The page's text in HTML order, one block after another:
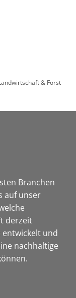
& Forst
Branchen
auf unser
derzeit
entwickelt und
nachhaltige